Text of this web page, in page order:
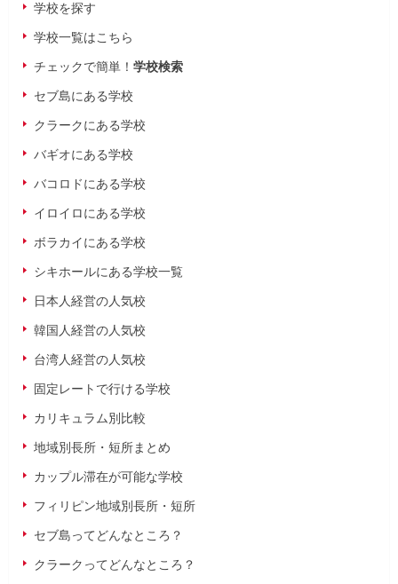
学校を探す
学校一覧はこちら
チェックで簡単！ 学校検索
セブ島にある学校
クラークにある学校
バギオにある学校
バコロドにある学校
イロイロにある学校
ボラカイにある学校
シキホールにある学校一覧
日本人経営の人気校
韓国人経営の人気校
台湾人経営の人気校
固定レートで行ける学校
カリキュラム別比較
地域別長所・短所まとめ
カップル滞在が可能な学校
フィリピン地域別長所・短所
セブ島ってどんなところ？
クラークってどんなところ？